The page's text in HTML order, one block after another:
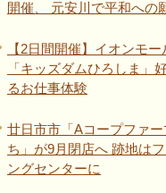
開催、 元安川で平和への
【2日間開催】イオンモ
「キッズダムひろしま」
るお仕事体験
廿日市市「Aコープファー
ち」が9月閉店へ 跡地は
ングセンターに